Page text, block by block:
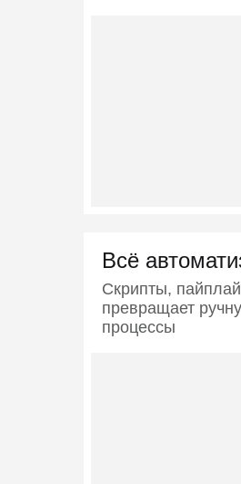
Всё
Скрипты,
превращает
процессы